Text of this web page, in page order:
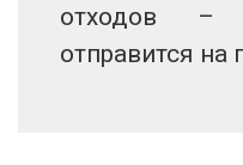
отходов –
отправится на